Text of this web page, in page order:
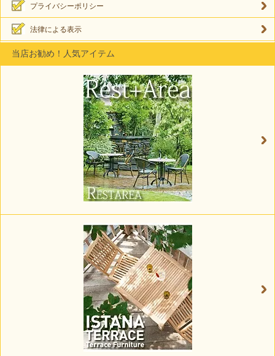
プライバシーポリシー
法律による表示
当店お勧め！人気アイテム